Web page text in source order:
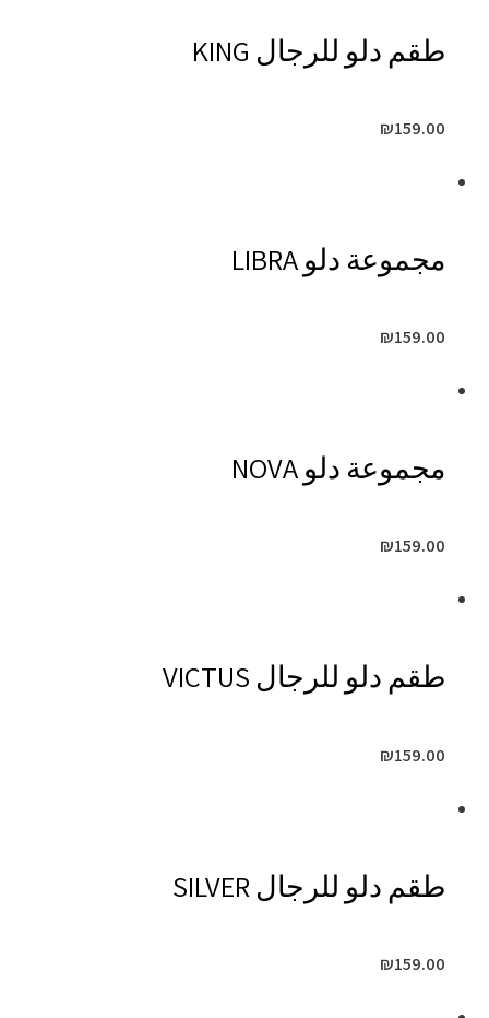
طقم دلو للرجال KING
₪159.00
مجموعة دلو LIBRA
₪159.00
مجموعة دلو NOVA
₪159.00
طقم دلو للرجال VICTUS
₪159.00
طقم دلو للرجال SILVER
₪159.00